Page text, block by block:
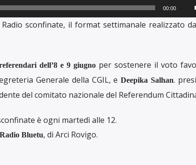
00:00
i
sconfinate, il format settimanale realizzato
dell’8 e 9 giugnoper sostenere il voto
Generale della CGIL, eDeepika Salhan.
del comitato nazionale del Referendum
è ogni martedì alle 12.
Radio Bluetu, di Arci Rovigo.